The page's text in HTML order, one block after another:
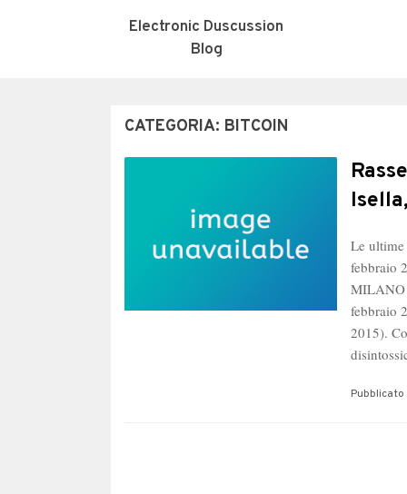
Electronic Duscussion
Blog
CATEGORIA: BITCOIN
Le ultime
febbraio
MILANO
febbraio
2015).
Pubblicato